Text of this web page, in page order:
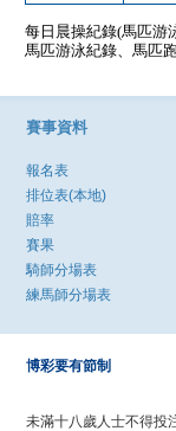
每日晨操紀錄(馬匹游
馬匹游泳紀錄、馬匹
賽事資料
報名表
排位表(本地)
賠率
賽果
騎師分場表
練馬師分場表
博彩要有節制
未滿十八歲人士不得投